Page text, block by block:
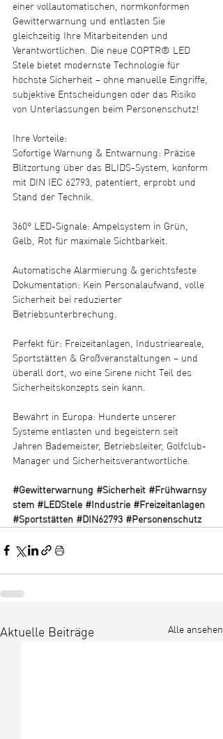
einer vollautomatischen, normkonformen
Gewitterwarnung und entlasten Sie
gleichzeitig Ihre Mitarbeitenden und
Verantwortlichen. Die neue COPTR® LED
Stele bietet modernste Technologie für
höchste Sicherheit – ohne manuelle Eingriffe,
subjektive Entscheidungen oder das Risiko
von Unterlassungen beim Personenschutz!
Ihre Vorteile:
Sofortige Warnung & Entwarnung: Präzise
Blitzortung über das BLIDS-System, konform
mit DIN IEC 62793, patentiert, erprobt und
Stand der Technik.
360° LED-Signale: Ampelsystem in Grün,
Gelb, Rot für maximale Sichtbarkeit.
Automatische Alarmierung & gerichtsfeste
Dokumentation: Kein Personalaufwand, volle
Sicherheit bei reduzierter
Betriebsunterbrechung.
Perfekt für: Freizeitanlagen, Industrieareale,
Sportstätten & Großveranstaltungen – und
überall dort, wo eine Sirene nicht Teil des
Sicherheitskonzepts sein kann.
Bewährt in Europa: Hunderte unserer
Systeme entlasten und begeistern seit
Jahren Bademeister, Betriebsleiter, Golfclub-
Manager und Sicherheitsverantwortliche.
#Gewitterwarnung #Sicherheit #Frühwarnsy
stem #LEDStele #Industrie #Freizeitanlagen
#Sportstätten #DIN62793 #Personenschutz
Aktuelle Beiträge Alle ansehen